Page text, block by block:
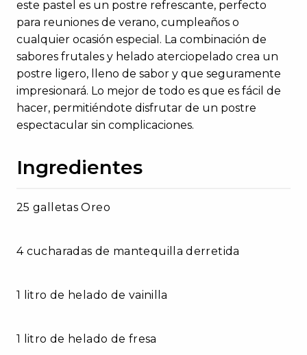
este pastel es un postre refrescante, perfecto
para reuniones de verano, cumpleaños o
cualquier ocasión especial. La combinación de
sabores frutales y helado aterciopelado crea un
postre ligero, lleno de sabor y que seguramente
impresionará. Lo mejor de todo es que es fácil de
hacer, permitiéndote disfrutar de un postre
espectacular sin complicaciones.
Ingredientes
25 galletas Oreo
4 cucharadas de mantequilla derretida
1 litro de helado de vainilla
1 litro de helado de fresa